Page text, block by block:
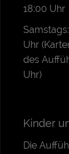
18:00 Uhr
Uhr
des
Uhr)
Kinder
Die